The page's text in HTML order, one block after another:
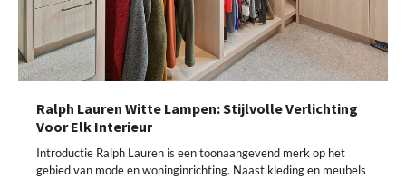
Ralph Lauren Witte Lampen: Stijlvolle Verlichting
Voor Elk Interieur
Introductie Ralph Lauren is een toonaangevend merk op het
gebied van mode en woninginrichting. Naast kleding en meubels